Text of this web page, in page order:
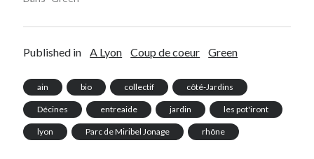
Published in A Lyon Coup de coeur Green
ain bio collectif côté-Jardins
Décines entreaide jardin les pot'iront
lyon Parc de Miribel Jonage rhône